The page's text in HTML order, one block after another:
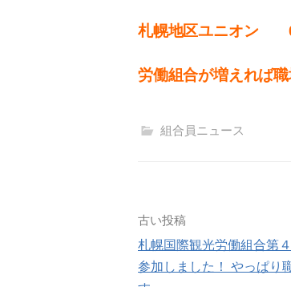
札幌地区ユニオン
労働組合が増えれば
組合員ニュース
投
稿
古い投稿
札幌国際観光労働組合第
参加しました！ やっぱり